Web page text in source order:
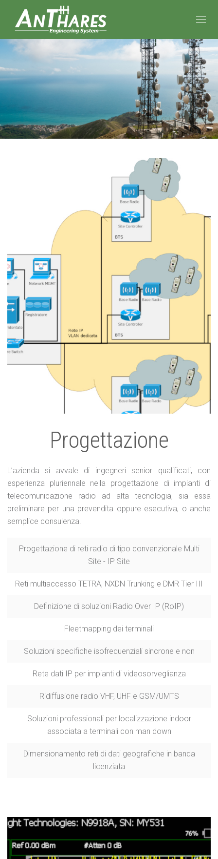
Progettazione
L’azienda si avvale di ingegneri senior qualificati, con
esperienza pluriennale nella progettazione di impianti di
telecomunicazione radio ad alta tecnologia, sia essa
preliminare per una prevendita oppure esecutiva, o anche
semplice consulenza.
Progettazione di reti radio di tipo convenzionale Multi
Site - IP Site
Reti multiaccesso TETRA, NXDN Trunking e DMR Tier III
Definizione di soluzioni Radio Over IP (RoIP)
Fleetmapping dei terminali
Soluzioni specifiche isofrequenziali sincrone e non
Rete dati IP per impianti di videosorveglianza
Ridiffusione radio VHF, UHF e GSM/UMTS
Soluzioni professionali per localizzazione indoor
associata a terminali con man down
Dimensionamento reti di dati geografiche in banda
licenziata